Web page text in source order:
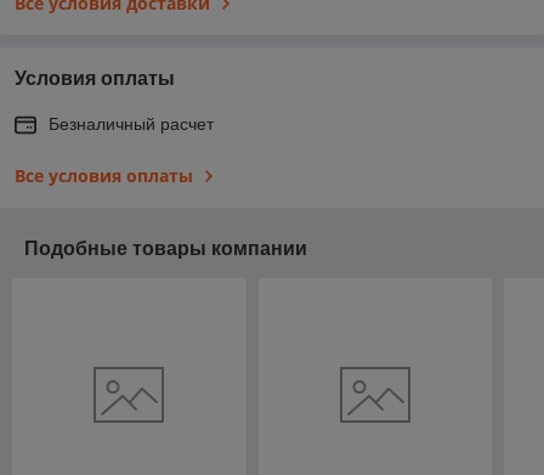
Условия оплаты
Безналичный расчет
Все условия оплаты
Подобные товары компании